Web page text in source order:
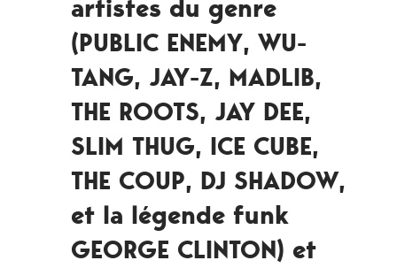
artistes du genre
(PUBLIC ENEMY, WU-
TANG, JAY-Z, MADLIB,
THE ROOTS, JAY DEE,
SLIM THUG, ICE CUBE,
THE COUP, DJ SHADOW,
et la légende funk
GEORGE CLINTON) et